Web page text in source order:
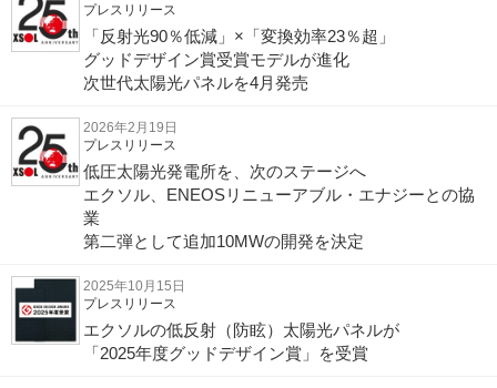
プレスリリース
「反射光90％低減」×「変換効率23％超」
グッドデザイン賞受賞モデルが進化
次世代太陽光パネルを4月発売
2026年2月19日
プレスリリース
低圧太陽光発電所を、次のステージへ
エクソル、ENEOSリニューアブル・エナジーとの協
業
第二弾として追加10MWの開発を決定
2025年10月15日
プレスリリース
エクソルの低反射（防眩）太陽光パネルが
「2025年度グッドデザイン賞」を受賞